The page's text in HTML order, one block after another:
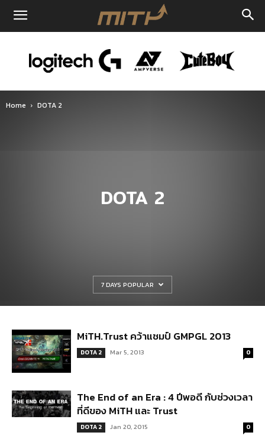
Home DOTA 2
DOTA 2
7 DAYS POPULAR
MiTH.Trust คว้าแชมป์ GMPGL 2013
DOTA 2 Mar 5, 2013 0
The End of an Era : 4 ปีพอดี กับช่วงเวลา
ที่ดีของ MiTH และ Trust
DOTA 2 Jan 20, 2015 0